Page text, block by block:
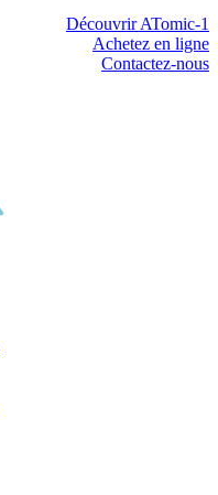
Découvrir ATomic-1
Achetez en ligne
Contactez-nous